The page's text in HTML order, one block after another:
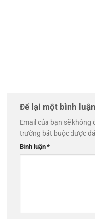
Để lại một bình luận
Email của bạn sẽ không
trường bắt buộc được
Bình luận *